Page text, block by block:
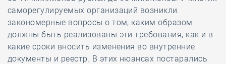
саморегулируемых организаций возникли
закономерные вопросы о том, каким образом
должны быть реализованы эти требования, как и в
какие сроки вносить изменения во внутренние
документы и реестр. В этих нюансах постарались